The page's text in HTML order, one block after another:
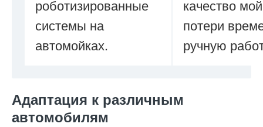
роботизированные
системы на
автомойках.
качество
потери
ручную
Адаптация к различным
автомобилям